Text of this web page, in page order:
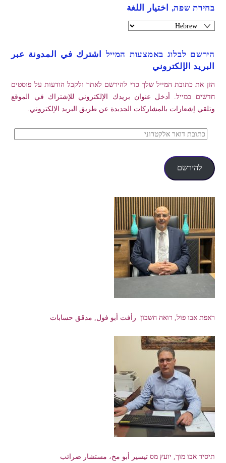
בחירת שפה, اختيار اللغة
הירשם לבלוג באמצעות המייל اشترك في المدونة عبر
البريد الإلكتروني
הזן את כתובת המייל שלך כדי להירשם לאתר ולקבל הודעות על פוסטים
חדשים במייל. أدخل عنوان بريدك الإلكتروني للإشتراك في الموقع
وتلقي إشعارات بالمشاركات الجديدة عن طريق البريد الإلكتروني.
כתובת
אלקטרוני
להירשם
ראפת אבו פול, רואה חשבון رأفت أبو فول, مدقق حسابات
תיסיר אבו מוך, יועץ מס تيسير أبو مخ، مستشار ضرائب